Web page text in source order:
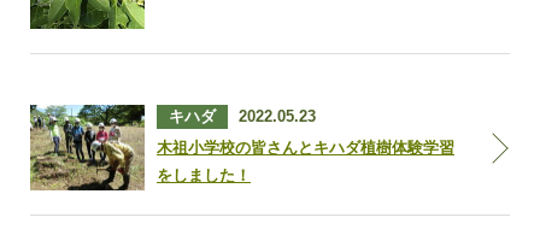
キハダ
2022.05.23
木祖小学校の皆さんとキハダ植樹体験学習
をしました！